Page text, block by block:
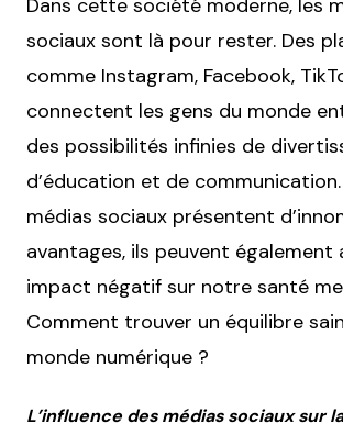
Dans cette société moderne, les
sociaux sont là pour rester. Des
comme Instagram, Facebook,
connectent les gens du monde
des possibilités infinies de
d’éducation et de
médias sociaux présentent
avantages, ils peuvent également
impact négatif sur notre santé
Comment trouver un équilibre
monde numérique ?
L’influence des médias sociaux sur